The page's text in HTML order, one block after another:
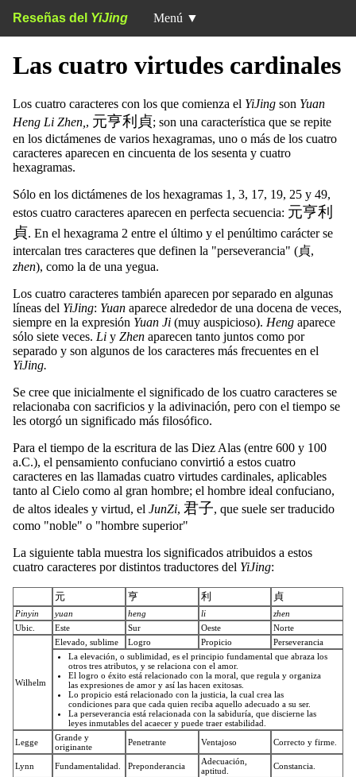
Reseñas del YiJing Menú ▼
Las cuatro virtudes cardinales
Los cuatro caracteres con los que comienza el YiJing son Yuan
Heng Li Zhen,, 元亨利貞; son una característica que se repite
en los dictámenes de varios hexagramas, uno o más de los cuatro
caracteres aparecen en cincuenta de los sesenta y cuatro
hexagramas.
Sólo en los dictámenes de los hexagramas 1, 3, 17, 19, 25 y 49,
estos cuatro caracteres aparecen en perfecta secuencia: 元亨利
貞. En el hexagrama 2 entre el último y el penúltimo carácter se
intercalan tres caracteres que definen la "perseverancia" (貞,
zhen), como la de una yegua.
Los cuatro caracteres también aparecen por separado en algunas
líneas del YiJing: Yuan aparece alrededor de una docena de veces,
siempre en la expresión Yuan Ji (muy auspicioso). Heng aparece
sólo siete veces. Li y Zhen aparecen tanto juntos como por
separado y son algunos de los caracteres más frecuentes en el
YiJing.
Se cree que inicialmente el significado de los cuatro caracteres se
relacionaba con sacrificios y la adivinación, pero con el tiempo se
les otorgó un significado más filosófico.
Para el tiempo de la escritura de las Diez Alas (entre 600 y 100
a.C.), el pensamiento confuciano convirtió a estos cuatro
caracteres en las llamadas cuatro virtudes cardinales, aplicables
tanto al Cielo como al gran hombre; el hombre ideal confuciano,
de altos ideales y virtud, el JunZi, 君子, que suele ser traducido
como "noble" o "hombre superior"
La siguiente tabla muestra los significados atribuidos a estos
cuatro caracteres por distintos traductores del YiJing:
元 亨 利 貞
Pinyin yuan heng li
zhen
Ubic.
Este Sur Oeste Norte
Wilhelm
Elevado, sublime Logro Propicio
Perseverancia
La elevación, o sublimidad, es el principio fundamental que abraza los
otros tres atributos, y se relaciona con el amor.
El logro o éxito está relacionado con la moral, que regula y organiza
las expresiones de amor y así las hacen exitosas.
Lo propicio está relacionado con la justicia, la cual crea las
condiciones para que cada quien reciba aquello adecuado a su ser.
La perseverancia está relacionada con la sabiduría, que discierne las
leyes inmutables del acaecer y puede traer estabilidad.
Legge
Grande y
originante
Penetrante Ventajoso Correcto y firme.
Lynn Fundamentalidad. Preponderancia
Adecuación,
aptitud.
Constancia.